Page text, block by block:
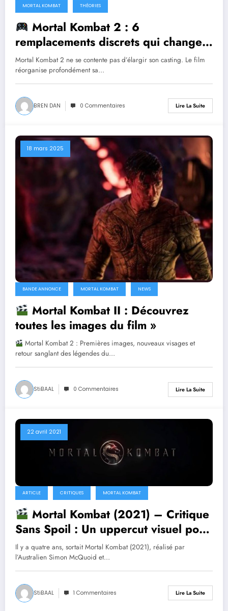
MORTAL KOMBAT THÉORIES
Mortal Kombat 2 : 6
remplacements discrets qui changent
tout
Mortal Kombat 2 ne se contente pas d’élargir son casting. Le film
réorganise profondément sa…
BREN DAN 0 Commentaires Lire La Suite
18 mars 2025
BANDE ANNONCE MORTAL KOMBAT NEWS
Mortal Kombat II : Découvrez
toutes les images du film »
Mortal Kombat 2 : Premières images, nouveaux visages et
retour sanglant des légendes du…
StiBAAL 0 Commentaires Lire La Suite
22 avril 2021
ARTICLE CRITIQUES MORTAL KOMBAT
Mortal Kombat (2021) – Critique
Sans Spoil : Un uppercut visuel pour
les fans
Il y a quatre ans, sortait Mortal Kombat (2021), réalisé par
l’Australien Simon McQuoid et…
StiBAAL 1 Commentaires Lire La Suite